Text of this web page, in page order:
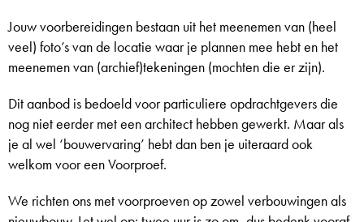
Jouw voorbereidingen bestaan uit het meenemen van (heel
veel) foto’s van de locatie waar je plannen mee hebt en het
meenemen van (archief)tekeningen (mochten die er zijn).
Dit aanbod is bedoeld voor particuliere opdrachtgevers die
nog niet eerder met een architect hebben gewerkt. Maar als
je al wel ‘bouwervaring’ hebt dan ben je uiteraard ook
welkom voor een Voorproef.
We richten ons met voorproeven op zowel verbouwingen als